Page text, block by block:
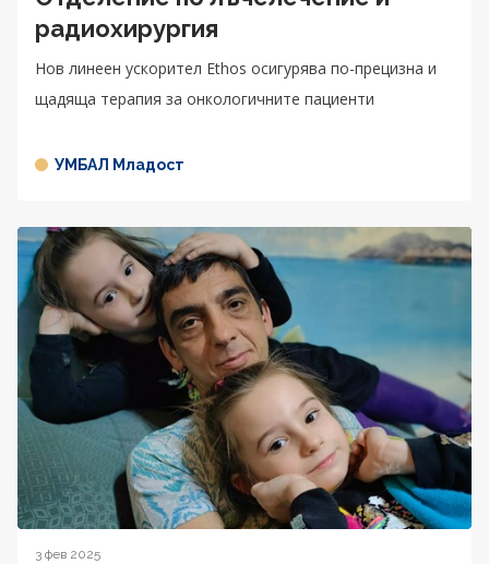
радиохирургия
Нов линеен ускорител Ethos осигурява по-прецизна и
щадяща терапия за онкологичните пациенти
УМБАЛ Младост
3 фев 2025